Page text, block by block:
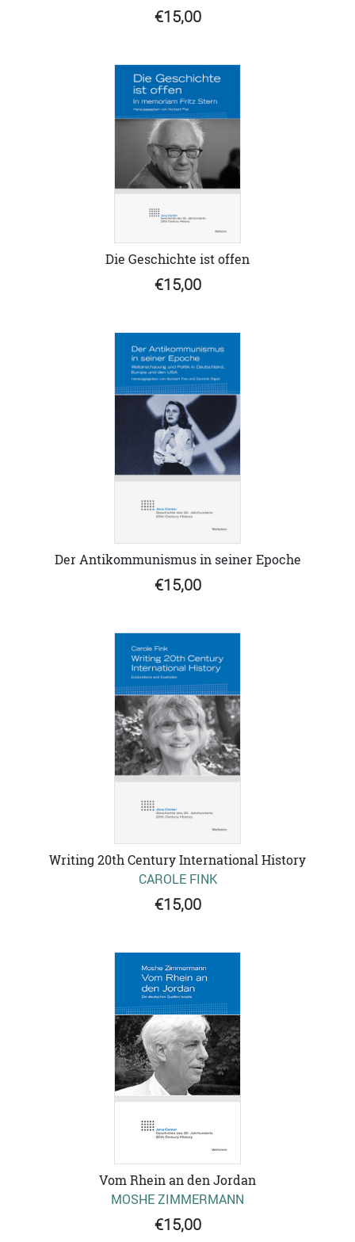
€15,00
Die Geschichte ist offen
€15,00
Der Antikommunismus in seiner Epoche
€15,00
Writing 20th Century International History
CAROLE FINK
€15,00
Vom Rhein an den Jordan
MOSHE ZIMMERMANN
€15,00